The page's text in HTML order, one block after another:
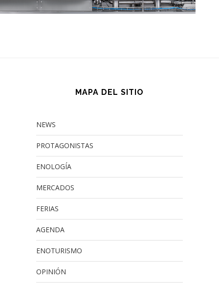
MAPA DEL SITIO
NEWS
PROTAGONISTAS
ENOLOGÍA
MERCADOS
FERIAS
AGENDA
ENOTURISMO
OPINIÓN